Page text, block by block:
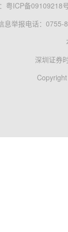
粤ICP备09109218
息举报电话：0755-
深圳证券